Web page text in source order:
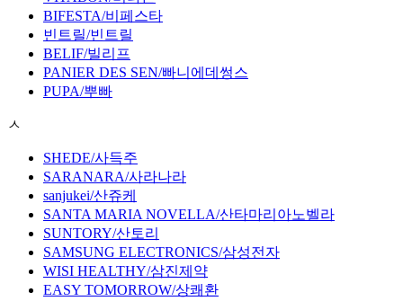
BIFESTA/비페스타
빈트릴/빈트릴
BELIF/빌리프
PANIER DES SEN/빠니에데썽스
PUPA/뿌빠
ㅅ
SHEDE/사득주
SARANARA/사라나라
sanjukei/산쥬케
SANTA MARIA NOVELLA/산타마리아노벨라
SUNTORY/산토리
SAMSUNG ELECTRONICS/삼성전자
WISI HEALTHY/삼진제약
EASY TOMORROW/상쾌환